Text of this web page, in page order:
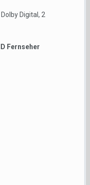
Digital, 2
Fernseher